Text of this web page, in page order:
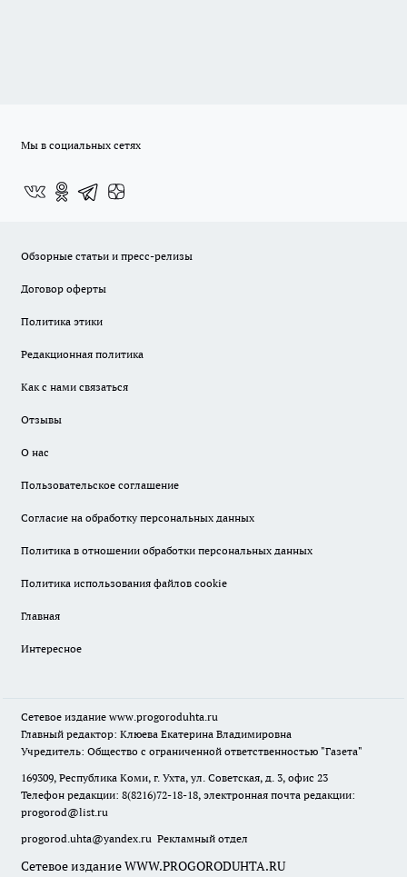
Мы в социальных сетях
Обзорные статьи и пресс-релизы
Договор оферты
Политика этики
Редакционная политика
Как с нами связаться
Отзывы
О нас
Пользовательское соглашение
Согласие на обработку персональных данных
Политика в отношении обработки персональных данных
Политика использования файлов cookie
Главная
Интересное
Сетевое издание www.progoroduhta.ru
Главный редактор: Клюева Екатерина Владимировна
Учредитель: Общество с ограниченной ответственностью "Газета"
169309, Республика Коми, г. Ухта, ул. Советская, д. 3, офис 23
Телефон редакции: 8(8216)72-18-18, электронная почта редакции:
progorod@list.ru
progorod.uhta@yandex.ru Рекламный отдел
Сетевое издание WWW.PROGORODUHTA.RU